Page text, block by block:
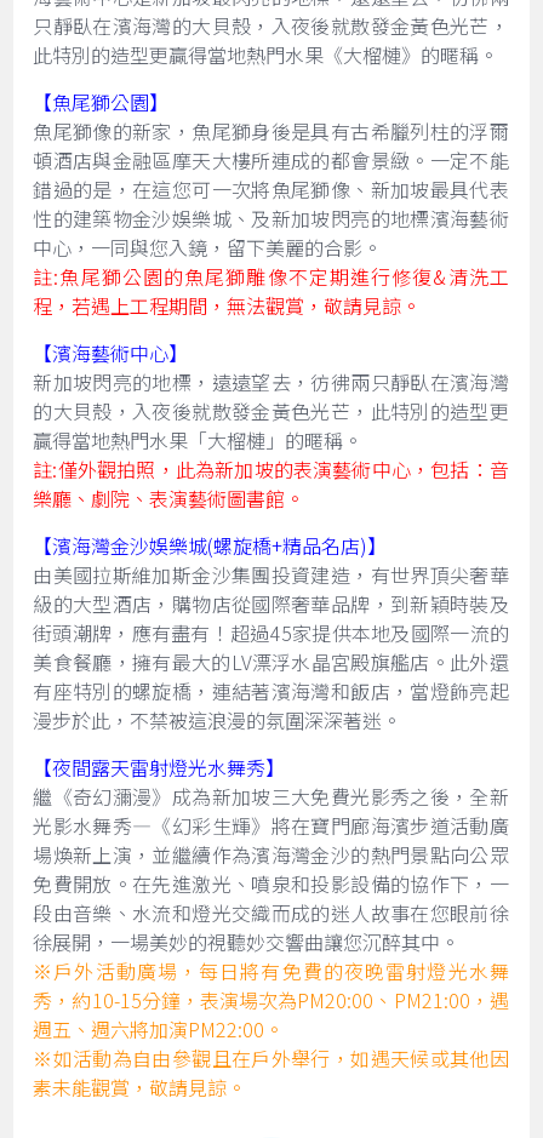
只靜臥在濱海灣的大貝殼，入夜後就散發金黃色光芒，
此特別的造型更贏得當地熱門水果《大榴槤》的暱稱。
【魚尾獅公園】
魚尾獅像的新家，魚尾獅身後是具有古希臘列柱的浮爾
頓酒店與金融區摩天大樓所連成的都會景緻。一定不能
錯過的是，在這您可一次將魚尾獅像、新加坡最具代表
性的建築物金沙娛樂城、及新加坡閃亮的地標濱海藝術
中心，一同與您入鏡，留下美麗的合影。
註:魚尾獅公園的魚尾獅雕像不定期進行修復&清洗工
程，若遇上工程期間，無法觀賞，敬請見諒。
【濱海藝術中心】
新加坡閃亮的地標，遠遠望去，彷彿兩只靜臥在濱海灣
的大貝殼，入夜後就散發金黃色光芒，此特別的造型更
贏得當地熱門水果「大榴槤」的暱稱。
註:僅外觀拍照，此為新加坡的表演藝術中心，包括：音
樂廳、劇院、表演藝術圖書館。
【濱海灣金沙娛樂城(螺旋橋+精品名店)】
由美國拉斯維加斯金沙集團投資建造，有世界頂尖奢華
級的大型酒店，購物店從國際奢華品牌，到新穎時裝及
街頭潮牌，應有盡有！超過45家提供本地及國際一流的
美食餐廳，擁有最大的LV漂浮水晶宮殿旗艦店。此外還
有座特別的螺旋橋，連結著濱海灣和飯店，當燈飾亮起
漫步於此，不禁被這浪漫的氛圍深深著迷。
【夜間露天雷射燈光水舞秀】
繼《奇幻瀰漫》成為新加坡三大免費光影秀之後，全新
光影水舞秀—《幻彩生輝》將在寶門廊海濱步道活動廣
場煥新上演，並繼續作為濱海灣金沙的熱門景點向公眾
免費開放。在先進激光、噴泉和投影設備的協作下，一
段由音樂、水流和燈光交織而成的迷人故事在您眼前徐
徐展開，一場美妙的視聽妙交響曲讓您沉醉其中。
※戶外活動廣場，每日將有免費的夜晚雷射燈光水舞
秀，約10-15分鐘，表演場次為PM20:00、PM21:00，遇
週五、週六將加演PM22:00。
※如活動為自由參觀且在戶外舉行，如遇天候或其他因
素未能觀賞，敬請見諒。